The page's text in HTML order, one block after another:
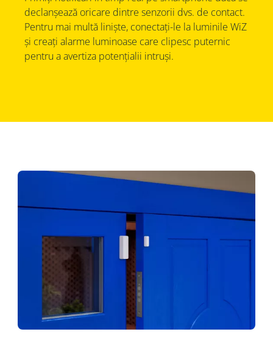
declanșează oricare dintre senzorii dvs. de contact.
Pentru mai multă liniște, conectați-le la luminile WiZ
și creați alarme luminoase care clipesc puternic
pentru a avertiza potențialii intruși.